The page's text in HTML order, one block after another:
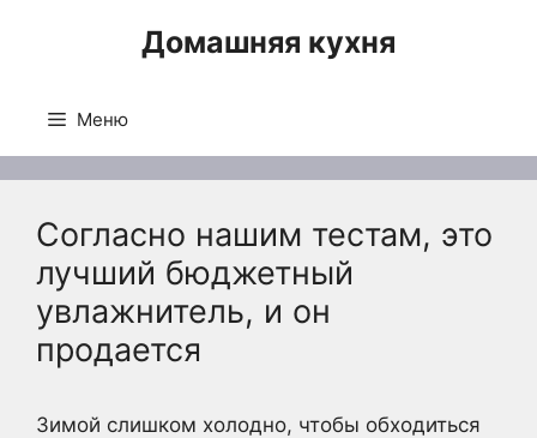
Домашняя кухня
Меню
Согласно нашим тестам, это
лучший бюджетный
увлажнитель, и он
продается
Зимой слишком холодно, чтобы обходиться